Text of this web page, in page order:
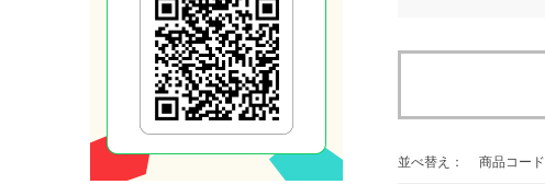
並べ替え： 商品コード